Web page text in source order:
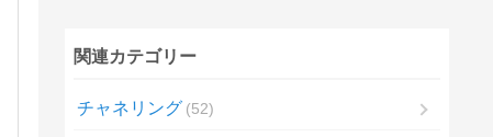
関連カテゴリー
チャネリング 52